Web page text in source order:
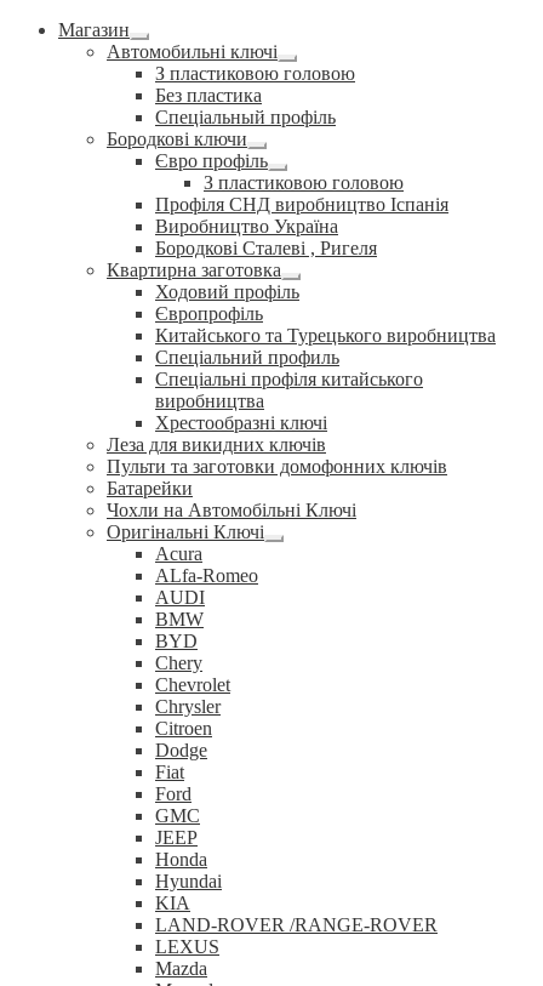
Магазин
Розгорнуте
вкладене
меню
Автомобильні ключі
Розгорнуте
вкладене
З пластиковою головою
Без пластика
Спеціальный профіль
Бородкові ключи
Розгорнуте
вкладене
меню
Євро профіль
Розгорнуте
вкладене
меню
З пластиковою головою
Профіля СНД виробництво Іспанія
Виробництво Україна
Бородкові Сталеві , Ригеля
Квартирна заготовка
Розгорнуте
вкладене
Ходовий профіль
Європрофіль
Китайського та Турецького виробництва
Спеціальний профиль
Спеціальні профіля китайського
виробництва
Хрестообразні ключі
Леза для викидних ключів
Пульти та заготовки домофонних ключів
Батарейки
Чохли на Автомобільні Ключі
Оригінальні Ключі
Розгорнуте
Acura
ALfa-Romeo
AUDI
BMW
BYD
Chery
Chevrolet
Chrysler
Citroen
Dodge
Fiat
Ford
GMC
JEEP
Honda
Hyundai
KIA
LAND-ROVER /RANGE-ROVER
LEXUS
Mazda